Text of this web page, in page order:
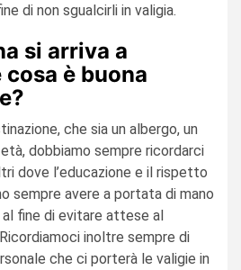
di non sgualcirli in valigia.
si arriva a
è buona
che sia un albergo, un
dobbiamo sempre ricordarci
dove l’educazione e il rispetto
sempre avere a portata di mano
fine di evitare attese al
inoltre sempre di
che ci porterà le valigie in